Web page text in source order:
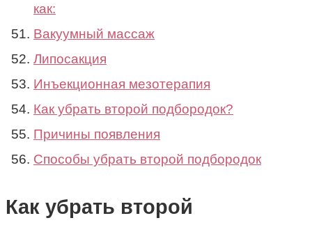
как:
Вакуумный массаж
Липосакция
Инъекционная мезотерапия
Как убрать второй подбородок?
Причины появления
Способы убрать второй подбородок
Как убрать второй